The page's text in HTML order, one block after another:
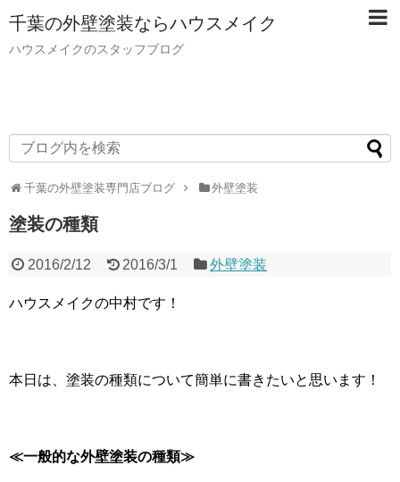
千葉の外壁塗装ならハウスメイク
ハウスメイクのスタッフブログ
千葉の外壁塗装専門店ブログ 外壁塗装
塗装の種類
2016/2/12 2016/3/1 外壁塗装
ハウスメイクの中村です！
本日は、塗装の種類について簡単に書きたいと思います！
≪一般的な外壁塗装の種類≫